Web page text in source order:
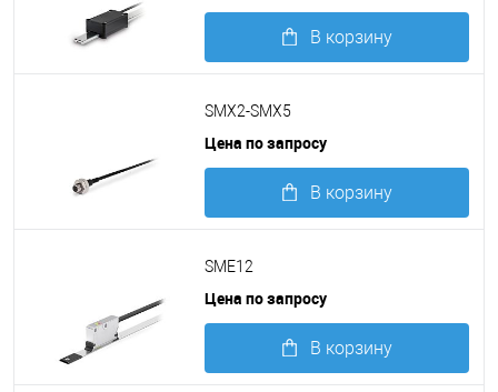
В корзину
SMX2-SMX5
Цена по запросу
В корзину
SME12
Цена по запросу
В корзину